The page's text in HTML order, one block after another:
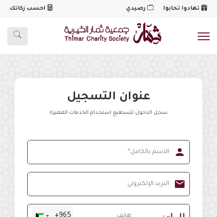
تهادوا تحابوا رصيدي احسب زكاتك
شعار
عنوان التسجيل
سجل الدخول لتسطيع استخدام الخدمات المميزة
الاسم بالكامل
person
البريد الإلكتروني
mail
هاتف